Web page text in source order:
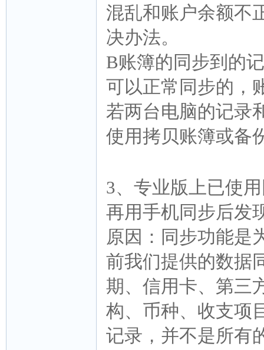
混乱和账户余额不
决办法。
B账簿的同步到的
可以正常同步的，
若两台电脑的记录
使用拷贝账簿或备
3、专业版上已使
再用手机同步后发
原因：同步功能是
前我们提供的数据
期、信用卡、第三
构、币种、收支项
记录，并不是所有